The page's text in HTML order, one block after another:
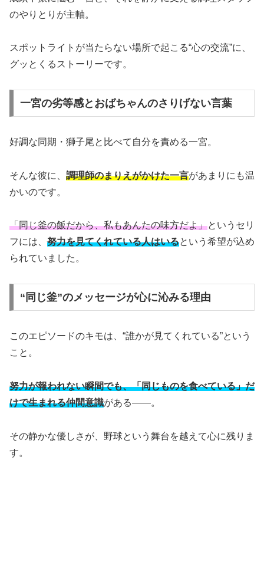
のやりとりが主軸。
スポットライトが当たらない場所で起こる“心の交流”に、
グッとくるストーリーです。
一宮の劣等感とおばちゃんのさりげない言葉
好調な同期・獅子尾と比べて自分を責める一宮。
そんな彼に、 調理師のまりえがかけた一言があまりにも温
かいのです。
「同じ釜の飯だから、私もあんたの味方だよ」というセリ
フには、努力を見てくれている人はいるという希望が込め
られていました。
“同じ釜”のメッセージが心に沁みる理由
このエピソードのキモは、“誰かが見てくれている”という
こと。
努力が報われない瞬間でも、「同じものを食べている」だ
けで生まれる仲間意識がある——。
その静かな優しさが、野球という舞台を越えて心に残りま
す。